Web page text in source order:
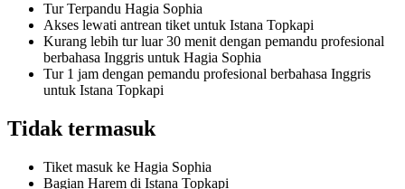
Tur Terpandu Hagia Sophia
Akses lewati antrean tiket untuk Istana Topkapi
Kurang lebih tur luar 30 menit dengan pemandu profesional
berbahasa Inggris untuk Hagia Sophia
Tur 1 jam dengan pemandu profesional berbahasa Inggris
untuk Istana Topkapi
Tidak termasuk
Tiket masuk ke Hagia Sophia
Bagian Harem di Istana Topkapi